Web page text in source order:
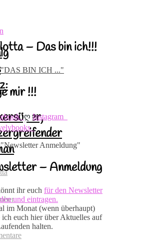
– Das bin ich!!!
mir !!!
ღ Instagram
– Anmeldung
ihr euch für den Newsletter
und eintragen.
im Monat (wenn überhaupt)
ich euch hier über Aktuelles auf
halten.